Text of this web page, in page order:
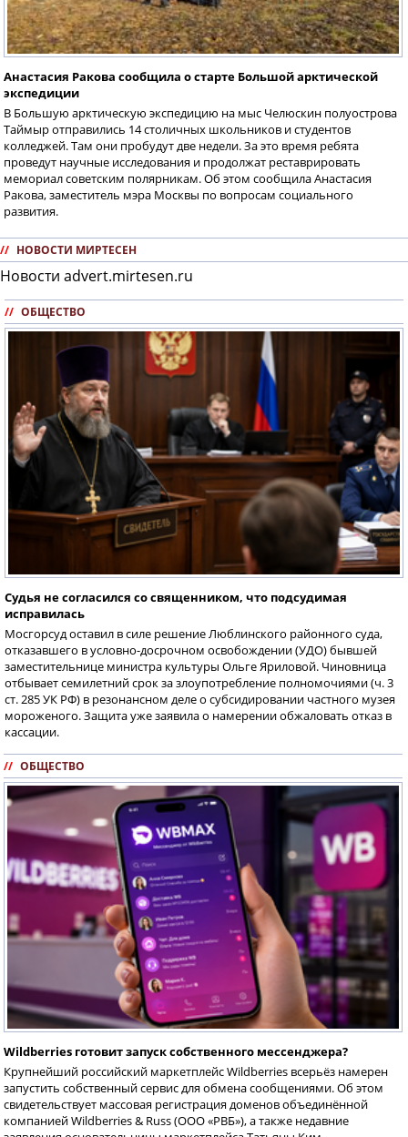
Анастасия Ракова сообщила о старте Большой арктической
экспедиции
В Большую арктическую экспедицию на мыс Челюскин полуострова
Таймыр отправились 14 столичных школьников и студентов
колледжей. Там они пробудут две недели. За это время ребята
проведут научные исследования и продолжат реставрировать
мемориал советским полярникам. Об этом сообщила Анастасия
Ракова, заместитель мэра Москвы по вопросам социального
развития.
// НОВОСТИ МИРТЕСЕН
Новости advert.mirtesen.ru
// ОБЩЕСТВО
Судья не согласился со священником, что подсудимая
исправилась
Мосгорсуд оставил в силе решение Люблинского районного суда,
отказавшего в условно-досрочном освобождении (УДО) бывшей
заместительнице министра культуры Ольге Яриловой. Чиновница
отбывает семилетний срок за злоупотребление полномочиями (ч. 3
ст. 285 УК РФ) в резонансном деле о субсидировании частного музея
мороженого. Защита уже заявила о намерении обжаловать отказ в
кассации.
// ОБЩЕСТВО
Wildberries готовит запуск собственного мессенджера?
Крупнейший российский маркетплейс Wildberries всерьёз намерен
запустить собственный сервис для обмена сообщениями. Об этом
свидетельствует массовая регистрация доменов объединённой
компанией Wildberries & Russ (ООО «РВБ»), а также недавние